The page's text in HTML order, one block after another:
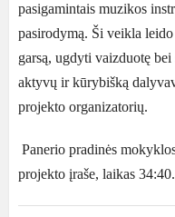
pasigamintais muzikos
pasirodymą. Ši veikla
garsą, ugdyti vaizduotę
aktyvų ir kūrybišką
projekto organizatorių.
Panerio pradinės
projekto įraše, laikas 34:40.